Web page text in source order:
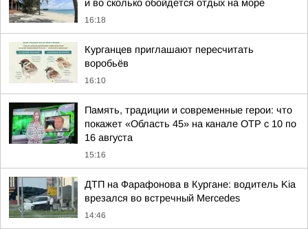
и во сколько обойдется отдых на море
16:18
Курганцев приглашают пересчитать
воробьёв
16:10
Память, традиции и современные герои: что
покажет «Область 45» на канале ОТР с 10 по
16 августа
15:16
ДТП на Фарафонова в Кургане: водитель Kia
врезался во встречный Mercedes
14:46